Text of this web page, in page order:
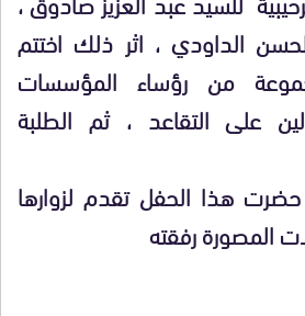
الداودي ، اثر ذلك اختتم
من رؤساء المؤسسات
على التقاعد ، ثم الطلبة
هذا الحفل تقدم لزوارها
المصورة رفقته